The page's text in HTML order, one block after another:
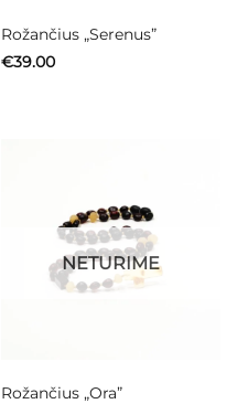
Rožančius „Serenus”
€39.00
NETURIME
Rožančius „Ora”